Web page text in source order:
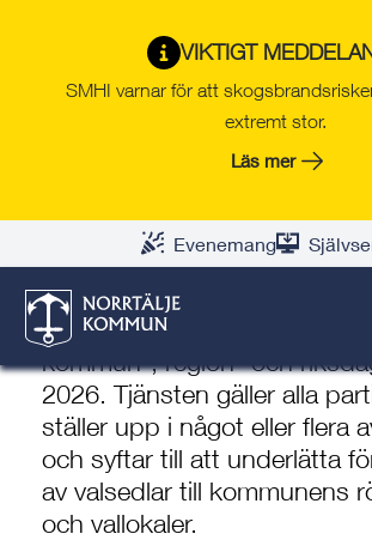
VIKTIGT
SMHI varnar för att
extremt stor.
Läs mer
Evenemang
Centraliserad
namnvalsedlar inför
2026 – information till
Norrtälje kommun erbjuder
distribution av
kommun-, region- och
2026. Tjänsten gäller alla
ställer upp i något eller flera
och syftar till att underlätta
av valsedlar till kommunens
och vallokaler.